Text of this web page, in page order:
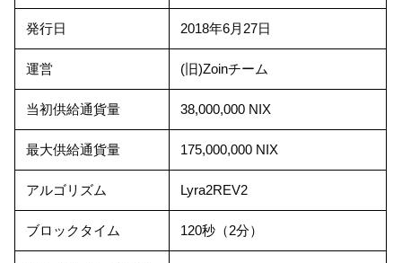
発行日 2018年6月27日
運営 (旧)Zoinチーム
当初供給通貨量 38,000,000 NIX
最大供給通貨量 175,000,000 NIX
アルゴリズム Lyra2REV2
ブロックタイム 120秒（2分）